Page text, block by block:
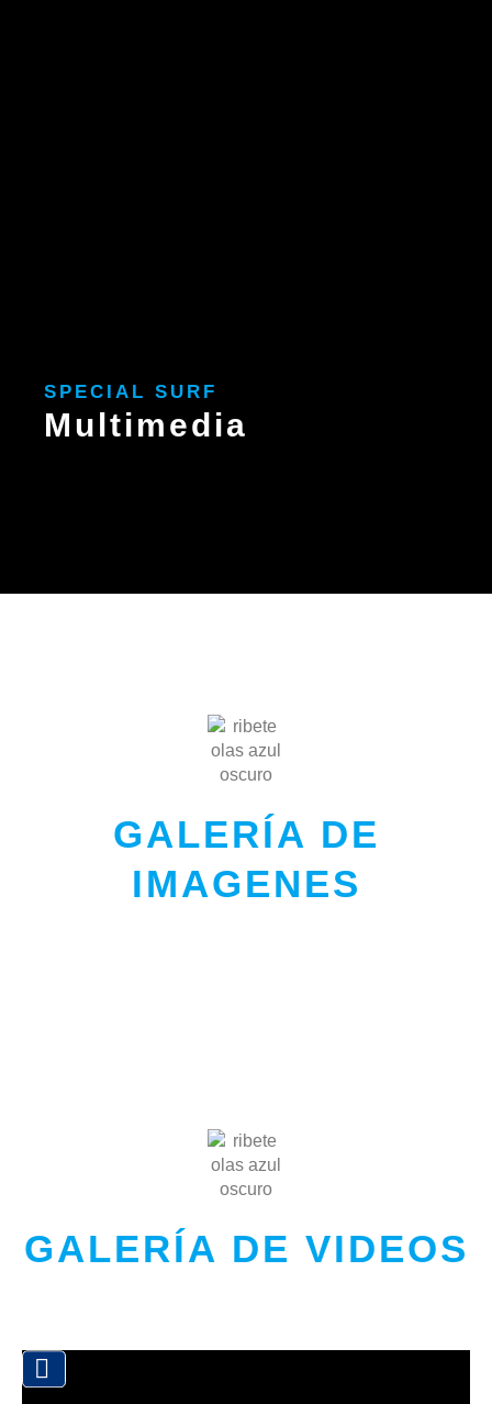
SPECIAL SURF
Multimedia
GALERÍA DE
IMAGENES
GALERÍA DE VIDEOS
